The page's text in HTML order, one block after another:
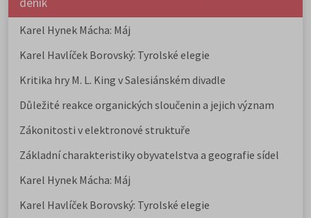
deník
Karel Hynek Mácha: Máj
Karel Havlíček Borovský: Tyrolské elegie
Kritika hry M. L. King v Salesiánském divadle
Důležité reakce organických sloučenin a jejich význam
Zákonitosti v elektronové struktuře
Základní charakteristiky obyvatelstva a geografie sídel
Karel Hynek Mácha: Máj
Karel Havlíček Borovský: Tyrolské elegie